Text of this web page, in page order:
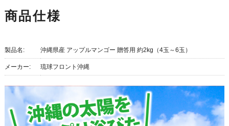
商品仕様
製品名: 沖縄県産 アップルマンゴー 贈答用 約2kg（4玉～6玉）
メーカー: 琉球フロント沖縄